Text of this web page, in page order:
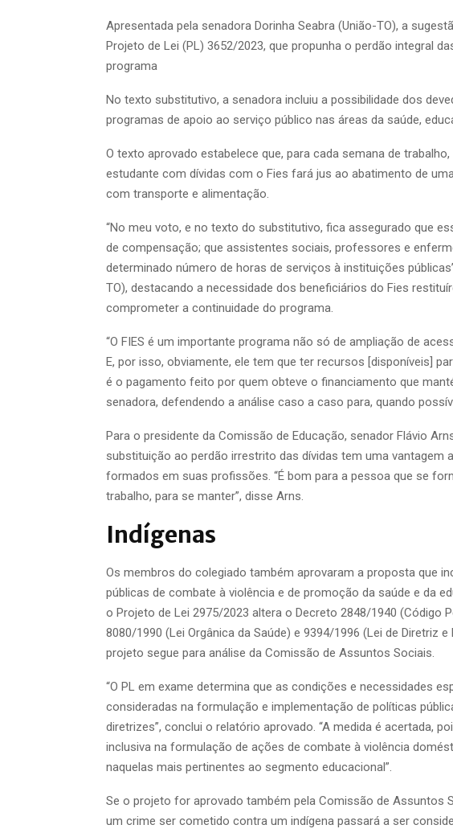
Apresentada pela senadora Dorinha Seabra (União-TO), a
Projeto de Lei (PL) 3652/2023, que propunha o perdão integral
programa
No texto substitutivo, a senadora incluiu a possibilidade dos
programas de apoio ao serviço público nas áreas da saúde,
O texto aprovado estabelece que, para cada semana de
estudante com dívidas com o Fies fará jus ao abatimento de
com transporte e alimentação.
“No meu voto, e no texto do substitutivo, fica assegurado que
de compensação; que assistentes sociais, professores e
determinado número de horas de serviços à instituições
TO), destacando a necessidade dos beneficiários do Fies
comprometer a continuidade do programa.
“O FIES é um importante programa não só de ampliação de
E, por isso, obviamente, ele tem que ter recursos [disponíveis]
é o pagamento feito por quem obteve o financiamento que
senadora, defendendo a análise caso a caso para, quando
Para o presidente da Comissão de Educação, senador Flávio
substituição ao perdão irrestrito das dívidas tem uma vantagem
formados em suas profissões. “É bom para a pessoa que se
trabalho, para se manter”, disse Arns.
Indígenas
Os membros do colegiado também aprovaram a proposta que
públicas de combate à violência e de promoção da saúde e da
o Projeto de Lei 2975/2023 altera o Decreto 2848/1940 (Código
8080/1990 (Lei Orgânica da Saúde) e 9394/1996 (Lei de Diretriz
projeto segue para análise da Comissão de Assuntos Sociais.
“O PL em exame determina que as condições e necessidades
consideradas na formulação e implementação de políticas
diretrizes”, conclui o relatório aprovado. “A medida é acertada,
inclusiva na formulação de ações de combate à violência
naquelas mais pertinentes ao segmento educacional”.
Se o projeto for aprovado também pela Comissão de Assuntos
um crime ser cometido contra um indígena passará a ser